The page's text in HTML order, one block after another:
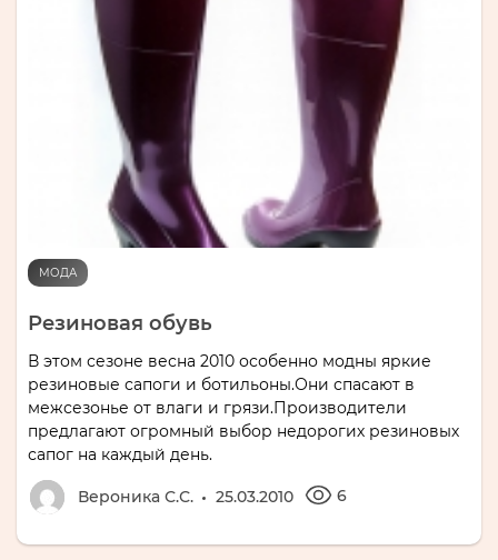
МОДА
Резиновая обувь
В этом сезоне весна 2010 особенно модны яркие
резиновые сапоги и ботильоны.Они спасают в
межсезонье от влаги и грязи.Производители
предлагают огромный выбор недорогих резиновых
сапог на каждый день.
Вероника С.С. 25.03.2010 6